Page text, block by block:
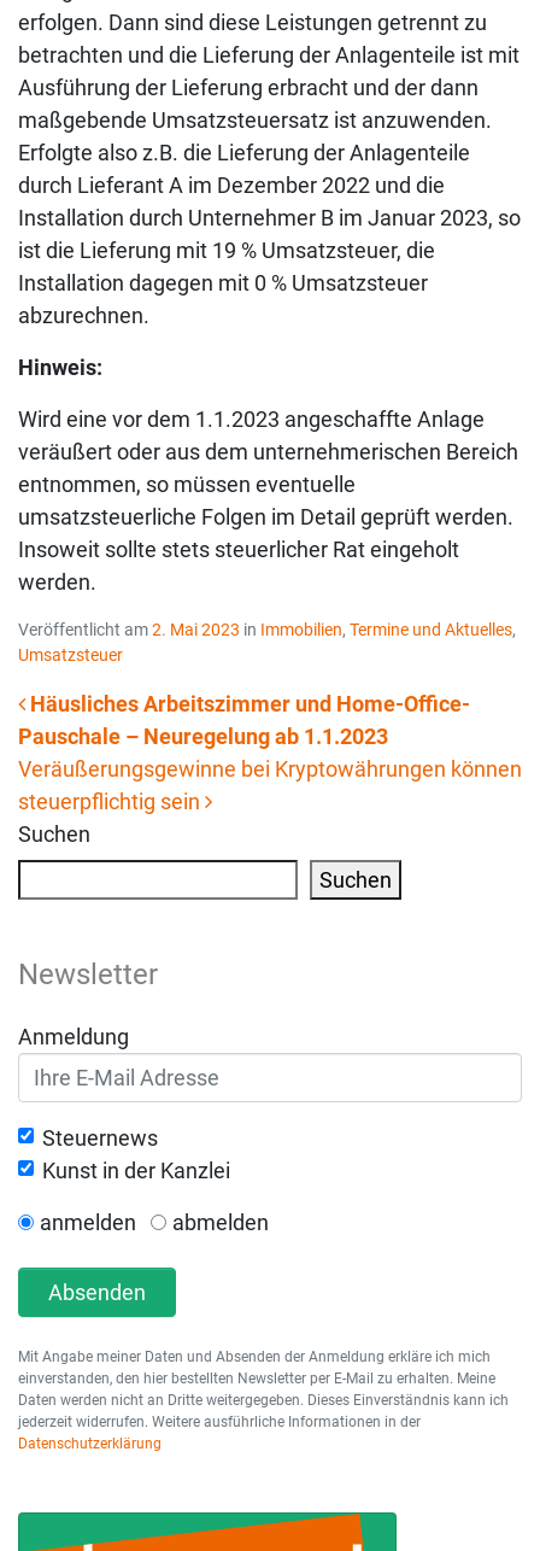
erfolgen. Dann sind diese Leistungen getrennt zu
betrachten und die Lieferung der Anlagenteile ist mit
Ausführung der Lieferung erbracht und der dann
maßgebende Umsatzsteuersatz ist anzuwenden.
Erfolgte also z.B. die Lieferung der Anlagenteile
durch Lieferant A im Dezember 2022 und die
Installation durch Unternehmer B im Januar 2023, so
ist die Lieferung mit 19 % Umsatzsteuer, die
Installation dagegen mit 0 % Umsatzsteuer
abzurechnen.
Hinweis:
Wird eine vor dem 1.1.2023 angeschaffte Anlage
veräußert oder aus dem unternehmerischen Bereich
entnommen, so müssen eventuelle
umsatzsteuerliche Folgen im Detail geprüft werden.
Insoweit sollte stets steuerlicher Rat eingeholt
werden.
Veröffentlicht am2. Mai 2023 in Immobilien, Termine und Aktuelles,
Umsatzsteuer
Beitrags-Navigation
Häusliches Arbeitszimmer und Home-Office-
Pauschale – Neuregelung ab 1.1.2023
Veräußerungsgewinne bei Kryptowährungen können
steuerpflichtig sein
Suchen
Suchen
Newsletter
Anmeldung
Steuernews
Kunst in der Kanzlei
anmelden abmelden
Absenden
Mit Angabe meiner Daten und Absenden der Anmeldung erkläre ich mich
einverstanden, den hier bestellten Newsletter per E-Mail zu erhalten. Meine
Daten werden nicht an Dritte weitergegeben. Dieses Einverständnis kann ich
jederzeit widerrufen. Weitere ausführliche Informationen in der
Datenschutzerklärung